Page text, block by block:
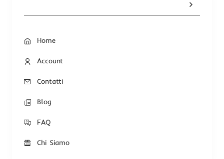
Home
Account
Contatti
Blog
FAQ
Chi Siamo